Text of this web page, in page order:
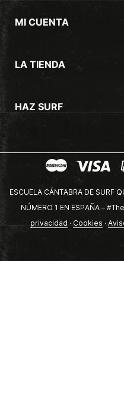
MI CUENTA
LA TIENDA
HAZ SURF
ESCUELA CÁNTABRA DE SURF
NÚMERO 1 EN ESPAÑA –
privacidad · Cookies ·